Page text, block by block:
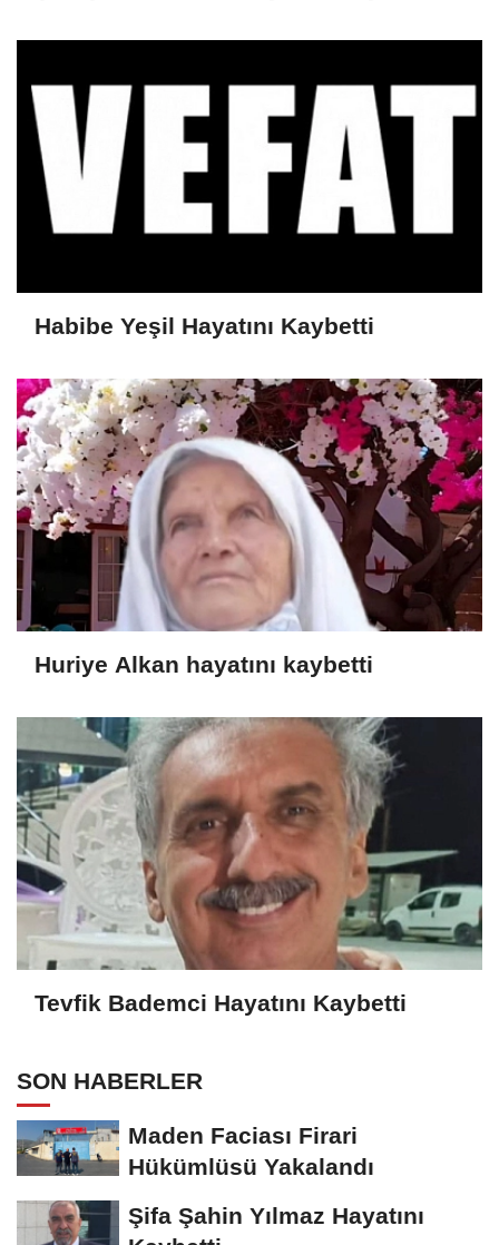
Habibe Yeşil Hayatını Kaybetti
Huriye Alkan hayatını kaybetti
Tevfik Bademci Hayatını Kaybetti
SON HABERLER
Maden Faciası Firari
Hükümlüsü Yakalandı
Şifa Şahin Yılmaz Hayatını